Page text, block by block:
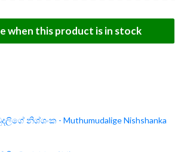
when this product is in stock
නිශ්ශංක - Muthumudalige Nishshanka